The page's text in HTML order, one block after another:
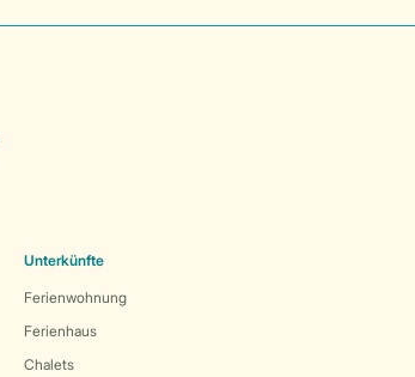
Unterkünfte
Ferienwohnung
Ferienhaus
Chalets